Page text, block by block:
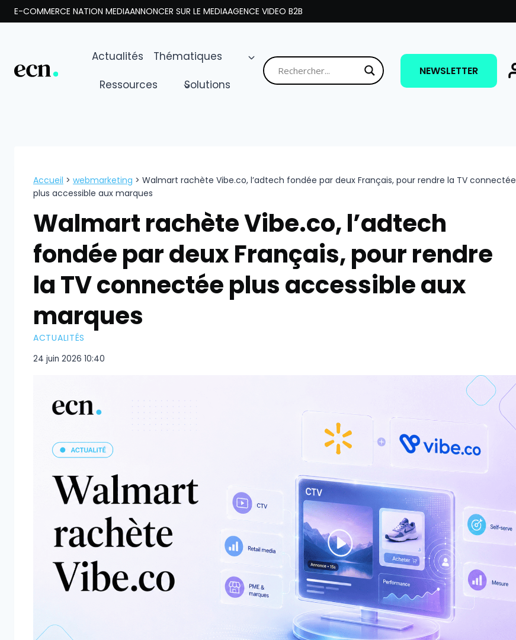
Aller
au
E-COMMERCE NATION MEDIAANNONCER SUR LE MEDIAAGENCE VIDEO B2B
Actualités
Thématiques
Ressources
Solutions
NEWSLETTER
Accueil > webmarketing > Walmart rachète Vibe.co, l’adtech fondée par deux Français, pour rendre la TV connectée
plus accessible aux marques
Walmart rachète Vibe.co, l’adtech
fondée par deux Français, pour rendre
la TV connectée plus accessible aux
marques
ACTUALITÉS
24 juin 2026 10:40